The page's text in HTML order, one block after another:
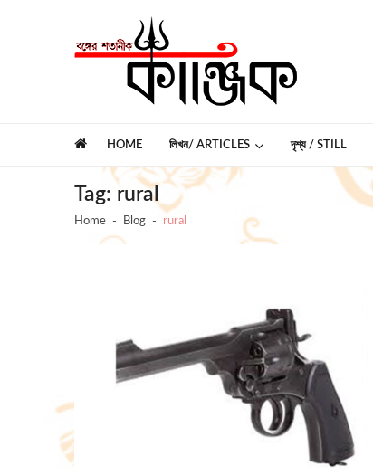
HOME লিখন/ ARTICLES দৃশ্য / STILL
Tag: rural
Home Blog rural